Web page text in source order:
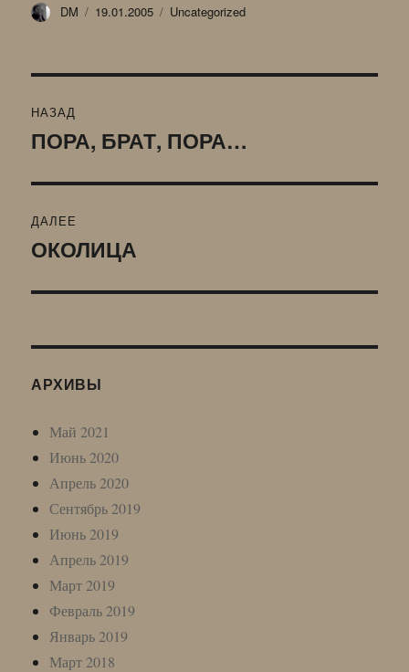
Автор
DM Опубликовано
19.01.2005 Рубрики
Uncategorized
по
НАЗАД
Предыдущая
ПОРА, БРАТ, ПОРА…
ДАЛЕЕ
Следующая
ОКОЛИЦА
АРХИВЫ
Май 2021
Июнь 2020
Апрель 2020
Сентябрь 2019
Июнь 2019
Апрель 2019
Март 2019
Февраль 2019
Январь 2019
Март 2018